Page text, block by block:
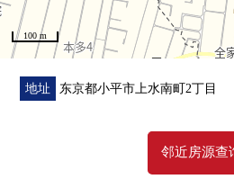
同顾客的情形相适应，合计，从住
援。
首先，在免费热线，请命令拥有房
"免费评估的申请"是免费热线0120-
详细的，到负责如有意向，请跟我
100 m
地址 东京都小平市上水南町2丁目
邻近房源查